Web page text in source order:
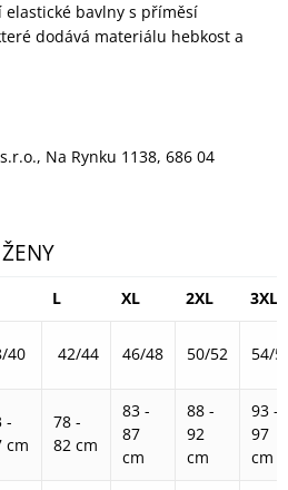
bavlny s příměsí
dodává materiálu hebkost a
Na Rynku 1138, 686 04
L XL 2XL 3XL
40 42/44 46/48 50/52 54/
-
cm
78 -
82 cm
83 -
87
cm
88 -
92
cm
93 -
97
cm